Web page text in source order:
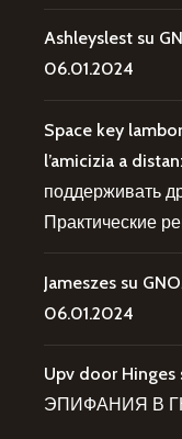
Ashleyslest su
06.01.2024
Space key
l’amicizia a
поддерживать
Практические
Jameszes su
06.01.2024
Upv door Hinges
ЭПИФАНИЯ В